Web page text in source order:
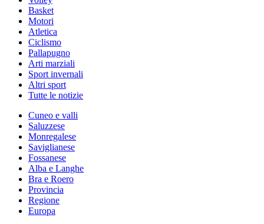
Basket
Motori
Atletica
Ciclismo
Pallapugno
Arti marziali
Sport invernali
Altri sport
Tutte le notizie
Cuneo e valli
Saluzzese
Monregalese
Saviglianese
Fossanese
Alba e Langhe
Bra e Roero
Provincia
Regione
Europa